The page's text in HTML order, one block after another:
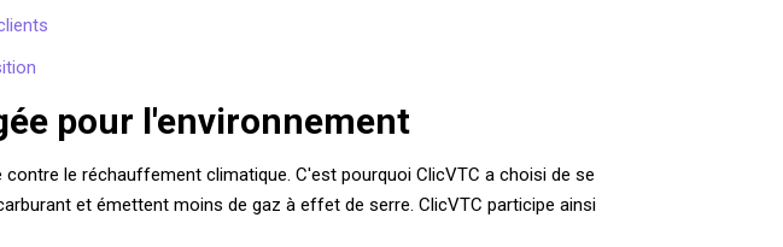
pour l'environnement
le réchauffement climatique. C'est pourquoi ClicVTC a choisi de se
et émettent moins de gaz à effet de serre. ClicVTC participe ainsi